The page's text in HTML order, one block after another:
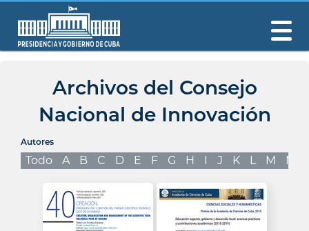
Archivos del Consejo
Nacional de Innovación
Autores
Todo A B C D E F G H I J K L M N